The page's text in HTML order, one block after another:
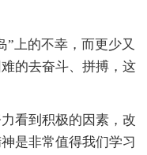
”上的不幸，而更少又
的去奋斗、拼搏，这
看到积极的因素，改
是非常值得我们学习